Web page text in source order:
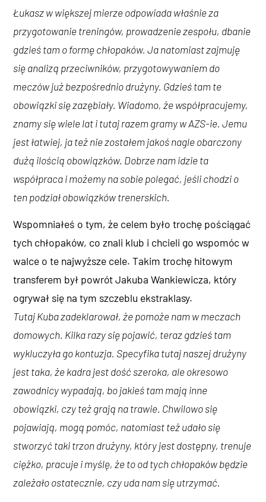
Łukasz w większej mierze odpowiada właśnie za
przygotowanie treningów, prowadzenie zespołu, dbanie
gdzieś tam o formę chłopaków. Ja natomiast zajmuję
się analizą przeciwników, przygotowywaniem do
meczów już bezpośrednio drużyny. Gdzieś tam te
obowiązki się zazębiały. Wiadomo, że współpracujemy,
znamy się wiele lat i tutaj razem gramy w AZS-ie. Jemu
jest łatwiej, ja też nie zostałem jakoś nagle obarczony
dużą ilością obowiązków. Dobrze nam idzie ta
współpraca i możemy na sobie polegać, jeśli chodzi o
ten podział obowiązków trenerskich.
Wspomniałeś o tym, że celem było trochę pościągać
tych chłopaków, co znali klub i chcieli go wspomóc w
walce o te najwyższe cele. Takim trochę hitowym
transferem był powrót Jakuba Wankiewicza, który
ogrywał się na tym szczeblu ekstraklasy.
Tutaj Kuba zadeklarował, że pomoże nam w meczach
domowych. Kilka razy się pojawić, teraz gdzieś tam
wykluczyła go kontuzja. Specyfika tutaj naszej drużyny
jest taka, że kadra jest dość szeroka, ale okresowo
zawodnicy wypadają, bo jakieś tam mają inne
obowiązki, czy też grają na trawie. Chwilowo się
pojawiają, mogą pomóc, natomiast też udało się
stworzyć taki trzon drużyny, który jest dostępny, trenuje
ciężko, pracuje i myślę, że to od tych chłopaków będzie
zależało ostatecznie, czy uda nam się utrzymać.